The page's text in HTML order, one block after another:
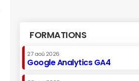
FORMATIONS
27 aoû 2026
Google Analytics GA4